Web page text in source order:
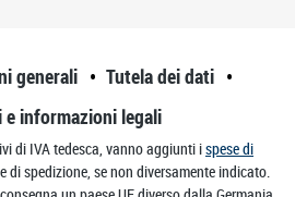
generali
Tutela dei dati
informazioni legali
di IVA tedesca, vanno aggiunti ispese di
di spedizione, se non diversamente indicato.